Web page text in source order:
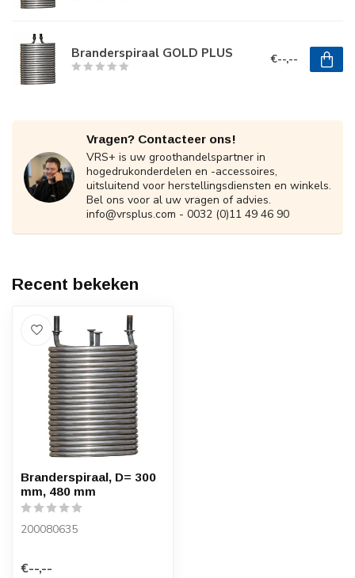
Branderspiraal GOLD PLUS €--,--
Vragen? Contacteer ons!
VRS+ is uw groothandelspartner in
hogedrukonderdelen en -accessoires,
uitsluitend voor herstellingsdiensten en winkels.
Bel ons voor al uw vragen of advies.
info@vrsplus.com - 0032 (0)11 49 46 90
Recent bekeken
Branderspiraal, D= 300
mm, 480 mm
200080635
€--,--